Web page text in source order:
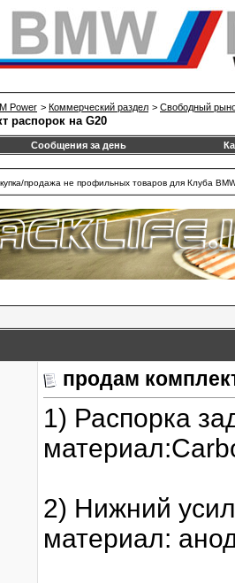
Power > Коммерческий раздел > Свободный
распорок на G20
Сообщения за день
продажа не профильных товаров для Клуба
продам
1) Распорка
2) Нижний
материал: